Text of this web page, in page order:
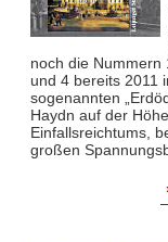
noch die Nummern
und 4 bereits 2011
sogenannten
Haydn auf der
Einfallsreichtums,
großen